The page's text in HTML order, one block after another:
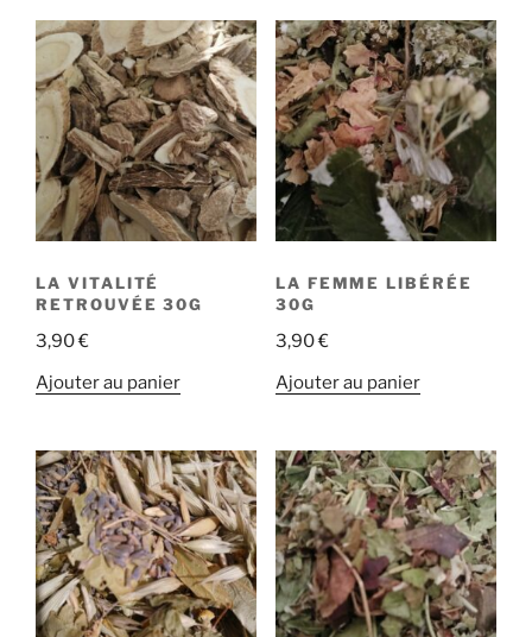
LA VITALITÉ
RETROUVÉE 30G
3,90€
Ajouter au panier
LA FEMME LIBÉRÉE
30G
3,90€
Ajouter au panier